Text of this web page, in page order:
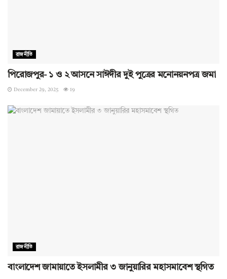
রাজনীতি
পিরোজপুর- ১ ও ২ আসনে সাঈদীর দুই পুত্রের মনোনয়নপত্র জমা
December 29, 2025 19
রাজনীতি
বাংলাদেশ জামায়াতে ইসলামীর ৩ জানুয়ারির মহাসমাবেশ স্থগিত